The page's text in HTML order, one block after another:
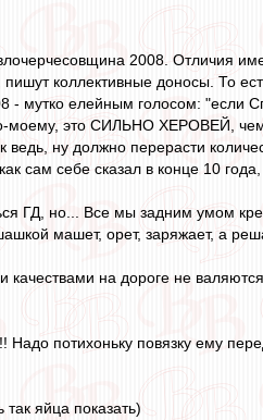
2008. Отличия
пишут коллективные доносы. То
- мутко елейным голосом: "если
моему, это СИЛЬНО ХЕРОВЕЙ, чем
ну должно перерасти
себе сказал в конце 10
ГД, но... Все мы задним умом
машет, орет, заряжает, а
на дороге не валяются.
повязку ему
яйца показать)